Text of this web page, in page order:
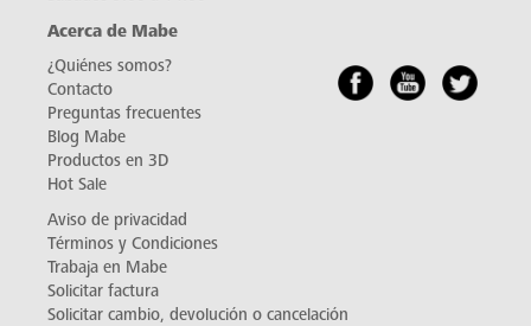
Acerca de Mabe
¿Quiénes somos?
Contacto
Preguntas frecuentes
Blog Mabe
Productos en 3D
Hot Sale
Aviso de privacidad
Términos y Condiciones
Trabaja en Mabe
Solicitar factura
Solicitar cambio, devolución o cancelación